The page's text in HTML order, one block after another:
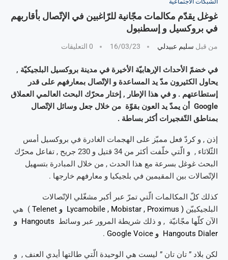
الشبكات الاجتماعية
غوغل يقدّم مكالمات مجّانية للرّاغبين في الإتّصال بأقاربهم
في بروكسيل و إسطنبول
من قبل سليم عبيدلي 16/03/23 0 التعليقات
في خضمّ الأحداث الإرهابيّة الأخيرة في مدينة بروكسيل البلجيكيّة ,
يحاول الكثيرون مدّ يد المساعدة و الإتّصال بمعارفهم على قدر
إستطاعتهم . و في هذا الإطار , إختار محرّك البحث العالمي العملاق
Google أن يمدّ يد العون بقوّة من خلال جعل وسائل الإتّصال
بمناطق التّفجيرات أكثر بساطة .
إذن , و كردّ فعل مميّز على الهجمات الغادرة في بروكسيل أمس
الثّلاثاء , و الّتي خلّفت أكثر من 34 قتيل و 230 جريح , تفاعل محرّك
البحث غوغل بسرعة مع هذا الحدث , من خلال المبادرة بتسهيل
الإتّصالات بين المقيمين في بلجيكيا و معارفهم خارجها .
كذلك كلّ المكالمات الّتي تمرّ عبر أكبر مشغّلي الإتّصالات
البلجيكييّن ( Lycamobile , Mobistar , Proximus و Telenet
) هي
الآن كلّها مجّانيّة , و ذلك شريطة المرور عبر وسائط
Hangouts و
Hangouts Dialer و Google Voice
.
لكن بلاد ” تان تان ” ليست هي الوحيدة الّتي طالتها أيدي العنف , و